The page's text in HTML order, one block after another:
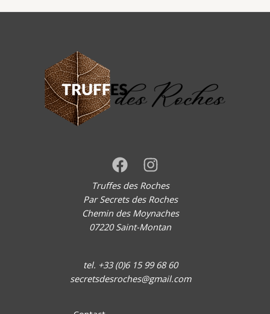
Truffes des Roches
Par Secrets des Roches
Chemin des Moynaches
07220 Saint-Montan
tel. +33 (0)6 15 99 68 60
secretsdesroches@gmail.com